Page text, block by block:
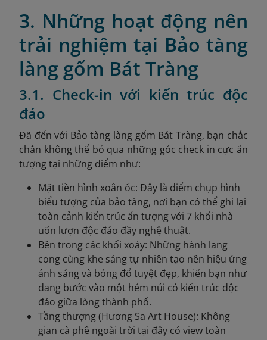
3. Những hoạt động nên
trải nghiệm tại Bảo tàng
làng gốm Bát Tràng
3.1. Check-in với kiến trúc độc
đáo
Đã đến với Bảo tàng làng gốm Bát Tràng, bạn chắc
chắn không thể bỏ qua những góc check in cực ấn
tượng tại những điểm như:
Mặt tiền hình xoắn ốc: Đây là điểm chụp hình
biểu tượng của bảo tàng, nơi bạn có thể ghi lại
toàn cảnh kiến trúc ấn tượng với 7 khối nhà
uốn lượn độc đáo đầy nghệ thuật.
Bên trong các khối xoáy: Những hành lang
cong cùng khe sáng tự nhiên tạo nên hiệu ứng
ánh sáng và bóng đổ tuyệt đẹp, khiến bạn như
đang bước vào một hẻm núi có kiến trúc độc
đáo giữa lòng thành phố.
Tầng thượng (Hương Sa Art House): Không
gian cà phê ngoài trời tại đây có view toàn